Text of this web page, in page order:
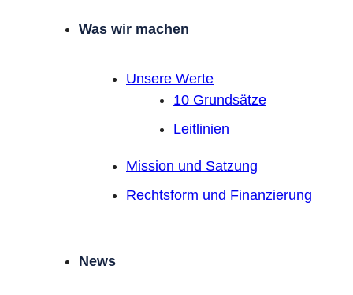
Was wir machen
Unsere Werte
10 Grundsätze
Leitlinien
Mission und Satzung
Rechtsform und Finanzierung
News